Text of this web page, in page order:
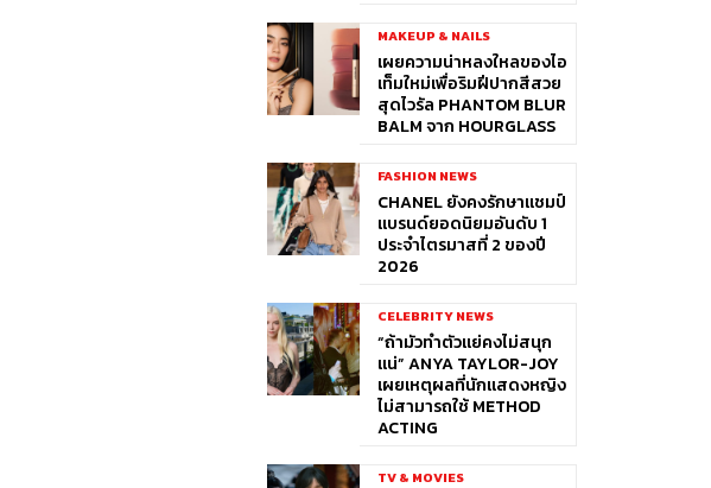
MAKEUP & NAILS
เผยความน่าหลงใหลของไอ
เท็มใหม่เพื่อริมฝีปากสีสวย
สุดไวรัล PHANTOM BLUR
BALM จาก HOURGLASS
FASHION NEWS
CHANEL ยังคงรักษาแชมป์
แบรนด์ยอดนิยมอันดับ 1
ประจำไตรมาสที่ 2 ของปี
2026
CELEBRITY NEWS
“ถ้ามัวทำตัวแย่คงไม่สนุก
แน่” ANYA TAYLOR-JOY
เผยเหตุผลที่นักแสดงหญิง
ไม่สามารถใช้ METHOD
ACTING
TV & MOVIES